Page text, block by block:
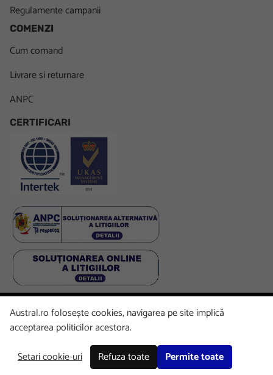
Regulamente campanii
COMENZI
Cum comand
Livrare si returnare
ANPC
CERTIFICARI
FacebookLinkedInInstagramYoutube
Copyright © 2026 Austral. All rights reserved.
Austral.ro folosește cookies, navigarea pe site implică
acceptarea politicilor acestora.
Setari cookie-uri
Refuza toate Permite toate